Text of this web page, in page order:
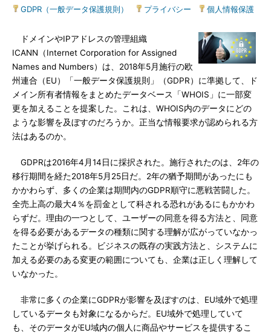
GDPR（一般データ保護規則） プライバシー 個人情報保護
ドメインやIPアドレスの管理組織
ICANN（Internet Corporation for Assigned
Names and Numbers）は、2018年5月施行の欧
州連合（EU）「一般データ保護規則」（GDPR）に準拠して、ド
メイン所有者情報をまとめたデータベース「WHOIS」に一部変
更を加えることを提案した。これは、WHOIS内のデータにどの
ような影響を及ぼすのだろうか。正当な情報要求が認められる方
法はあるのか。
GDPRは2016年4月14日に採択された。施行されたのは、2年の
移行期間を経た2018年5月25日だ。2年の猶予期間があったにも
かかわらず、多くの企業は期間内のGDPR順守に悪戦苦闘した。
全売上高の最大4％を罰金として科される恐れがあるにもかかわ
らずだ。理由の一つとして、ユーザーの同意を得る方法と、同意
を得る必要があるデータの種類に関する理解が広がっていなかっ
たことが挙げられる。ビジネスの既存の実践方法と、システムに
加える必要のある変更の範囲についても、企業は正しく理解して
いなかった。
非常に多くの企業にGDPRが影響を及ぼすのは、EU域外で処理
しているデータも対象になるからだ。EU域外で処理していて
も、そのデータがEU域内の個人に商品やサービスを提供するこ